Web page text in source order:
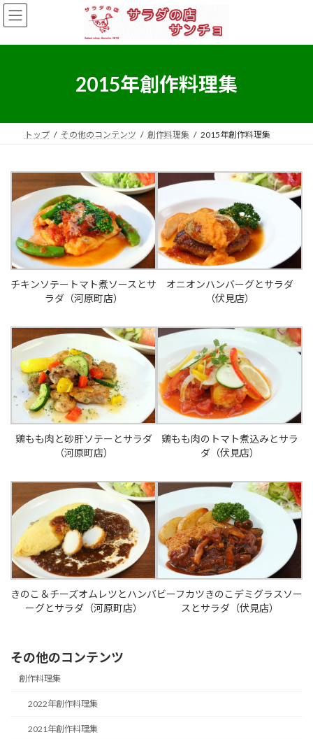
コ
ン
ン
ナ
ビ
ー
2015年創作料理集
トップ その他のコンテンツ 創作料理集 2015年創作料理集
チキンソテートマト煮ソースとサ
ラダ（河原町店）
オニオンハンバーグとサラダ
（伏見店）
鶏もも肉と砂肝ソテーとサラダ
（河原町店）
鶏もも肉のトマト煮込みとサラ
ダ（伏見店）
きのこ＆チーズオムレツとハンバ
ーグとサラダ（河原町店）
ビーフカツきのこデミグラスソー
スとサラダ（伏見店）
その他のコンテンツ
創作料理集
2022年創作料理集
2021年創作料理集